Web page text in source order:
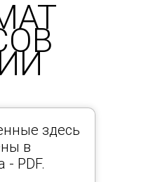
здесь
в
- PDF.